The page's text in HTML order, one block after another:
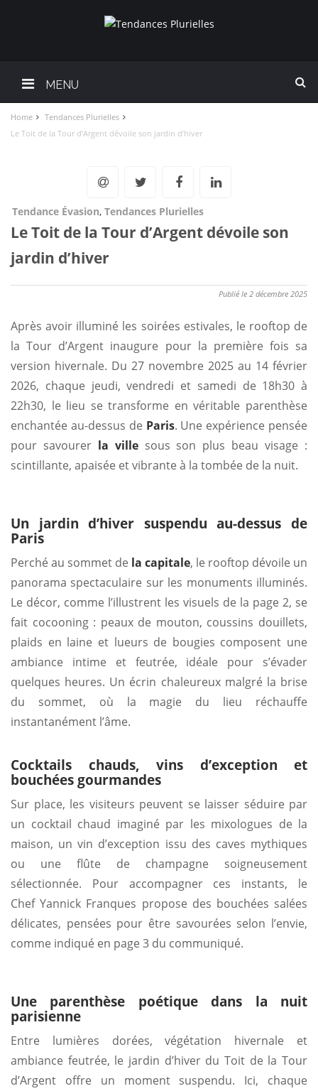
MENU
Home
Tendances Plurielles
Le Toit de la Tour d’Argent dévoile son jardin d’hiver
Tendance Évasion, Tendances Plurielles
Le Toit de la Tour d’Argent dévoile son
jardin d’hiver
Publié le 2 décembre 2025
Après avoir illuminé les soirées estivales, le rooftop de
la Tour d’Argent inaugure pour la première fois sa
version hivernale. Du 27 novembre 2025 au 14 février
2026, chaque jeudi, vendredi et samedi de 18h30 à
22h30, le lieu se transforme en véritable parenthèse
enchantée au-dessus de Paris. Une expérience pensée
pour savourer la villesous son plus beau visage :
scintillante, apaisée et vibrante à la tombée de la nuit.
Un jardin d’hiver suspendu au-dessus de
Paris
Perché au sommet de la capitale, le rooftop dévoile un
panorama spectaculaire sur les monuments illuminés.
Le décor, comme l’illustrent les visuels de la page 2, se
fait cocooning : peaux de mouton, coussins douillets,
plaids en laine et lueurs de bougies composent une
ambiance intime et feutrée, idéale pour s’évader
quelques heures. Un écrin chaleureux malgré la brise
du sommet, où la magie du lieu réchauffe
instantanément l’âme.
Cocktails chauds, vins d’exception et
bouchées gourmandes
Sur place, les visiteurs peuvent se laisser séduire par
un cocktail chaud imaginé par les mixologues de la
maison, un vin d’exception issu des caves mythiques
ou une flûte de champagne soigneusement
sélectionnée. Pour accompagner ces instants, le
Chef Yannick Franques propose des bouchées salées
délicates, pensées pour être savourées selon l’envie,
comme indiqué en page 3 du communiqué.
Une parenthèse poétique dans la nuit
parisienne
Entre lumières dorées, végétation hivernale et
ambiance feutrée, le jardin d’hiver du Toit de la Tour
d’Argent offre un moment suspendu. Ici, chaque